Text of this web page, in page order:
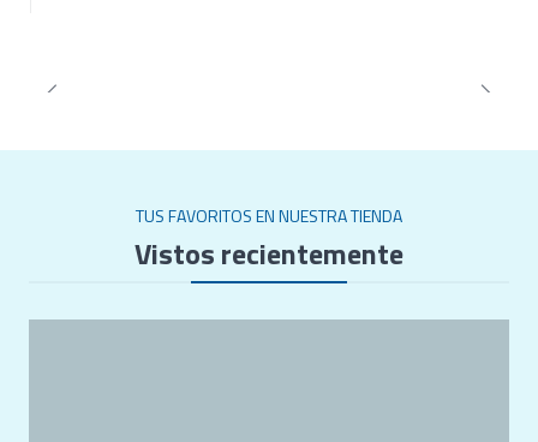
TUS FAVORITOS EN NUESTRA TIENDA
Vistos recientemente